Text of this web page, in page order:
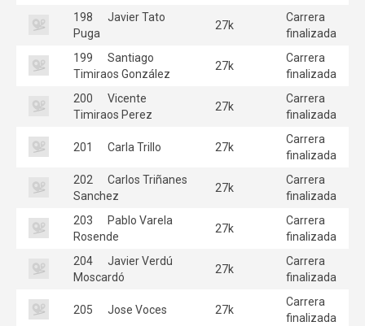
198
Javier Tato
Puga
27k
Carrera
finalizada
199
Santiago
Timiraos González
27k
Carrera
finalizada
200
Vicente
Timiraos Perez
27k
Carrera
finalizada
201 Carla Trillo 27k
Carrera
finalizada
202
Carlos Triñanes
Sanchez
27k
Carrera
finalizada
203
Pablo Varela
Rosende
27k
Carrera
finalizada
204
Javier Verdú
Moscardó
27k
Carrera
finalizada
205 Jose Voces 27k
Carrera
finalizada